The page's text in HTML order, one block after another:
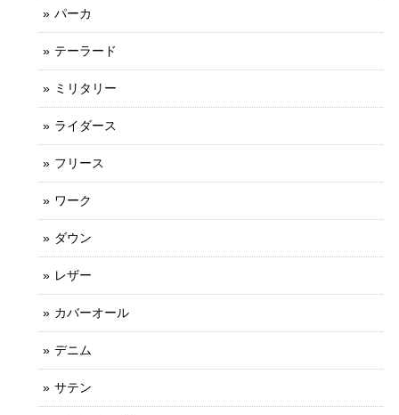
パーカ
テーラード
ミリタリー
ライダース
フリース
ワーク
ダウン
レザー
カバーオール
デニム
サテン